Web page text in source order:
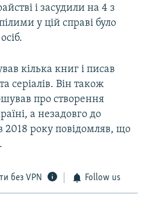
і засудили на 4 з
у цій справі було
кілька книг і писав
серіалів. Він також
про створення
а незадовго до
2018 року повідомляв, що
без VPN Follow us